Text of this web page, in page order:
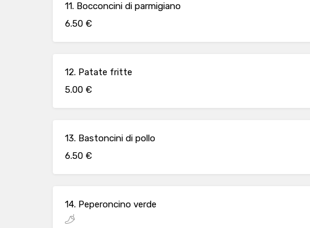
11. Bocconcini di parmigiano
6.50 €
12. Patate fritte
5.00 €
13. Bastoncini di pollo
6.50 €
14. Peperoncino verde